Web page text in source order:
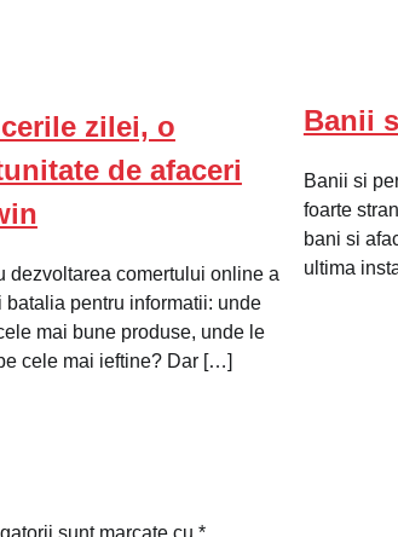
zilei, o
de afaceri
dezvoltarea comertului online a
batalia pentru informatii: unde
mai bune produse, unde le
cele mai ieftine? Dar […]
Banii
Banii si
foarte
bani si
ultima